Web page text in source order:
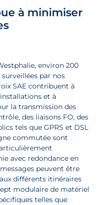
à minimiser
environ 200
par nos
SAE contribuent à
et à
la transmission des
des liaisons FO, des
tels que GPRS et DSL
commutée sont
avec redondance en
peuvent être
différents itinéraires
modulaire de matériel
telles que